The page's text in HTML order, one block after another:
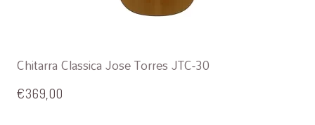
Chitarra Classica Jose Torres JTC-30
€369,00